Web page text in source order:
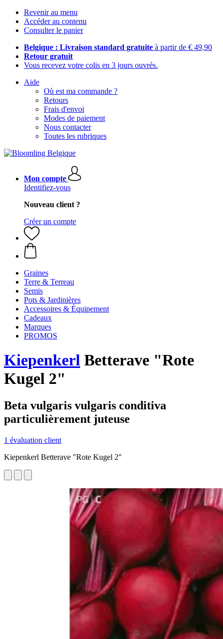
Revenir au menu
Accéder au contenu
Consulter le panier
Belgique : Livraison standard gratuite à partir de € 49,90
Retour gratuit
Vous recevez votre colis en 3 jours ouvrés.
Aide
Où est ma commande ?
Retours
Frais d'envoi
Modes de paiement
Nous contacter
Toutes les rubriques
Mon compte
Identifiez-vous
Nouveau client ?
Créer un compte
Graines
Terre & Terreau
Semis
Pots & Jardinières
Accessoires & Équipement
Cadeaux
Marques
PROMOS
Kiepenkerl Betterave "Rote
Kugel 2"
Beta vulgaris vulgaris conditiva
particulièrement juteuse
1 évaluation client
Kiepenkerl Betterave "Rote Kugel 2"